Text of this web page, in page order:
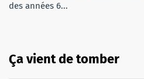
des années 6...
Ça vient de tomber